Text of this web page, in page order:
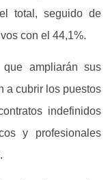
total, seguido de
con el 44,1%.
ampliarán sus
a cubrir los puestos
indefinidos
y profesionales